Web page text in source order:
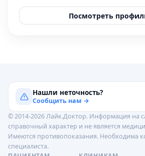
Посмотреть
Нашли неточность?
Сообщить нам →
© 2014-2026 Лайк.Доктор. Информация на
справочный характер и не является
Имеются противопоказания. Необходима
специалиста.